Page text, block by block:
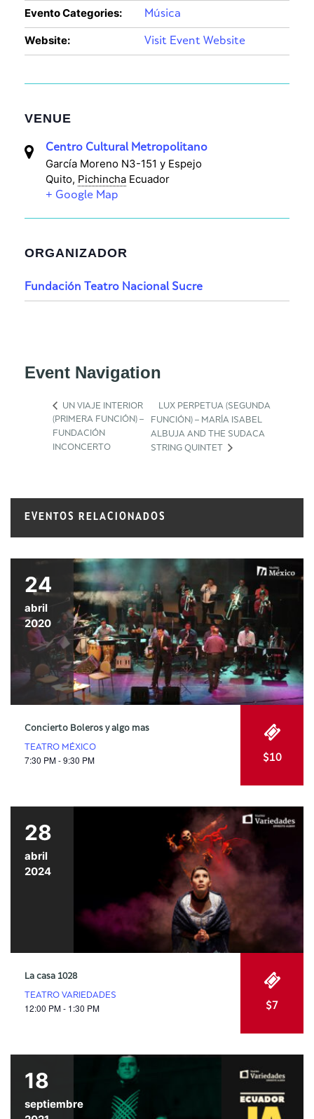
Evento Categories:
Música
Website: Visit Event Website
VENUE
Centro Cultural Metropolitano
García Moreno N3-151 y Espejo
Quito, Pichincha Ecuador
+ Google Map
ORGANIZADOR
Fundación Teatro Nacional Sucre
Event Navigation
UN VIAJE INTERIOR
(PRIMERA FUNCIÓN) –
FUNDACIÓN
INCONCERTO
LUX PERPETUA (SEGUNDA
FUNCIÓN) – MARÍA ISABEL
ALBUJA AND THE SUDACA
STRING QUINTET
EVENTOS RELACIONADOS
24
abril
2020
Concierto Boleros y algo mas
TEATRO MÉXICO
7:30 PM - 9:30 PM $10
28
abril
2024
La casa 1028
TEATRO VARIEDADES
12:00 PM - 1:30 PM $7
18
septiembre